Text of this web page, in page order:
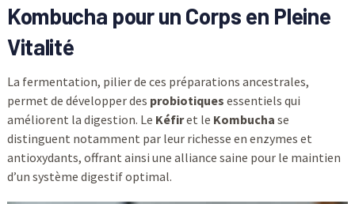
Kombucha pour un Corps en Pleine
Vitalité
La fermentation, pilier de ces préparations ancestrales,
permet de développer des probiotiques essentiels qui
améliorent la digestion. Le Kéfiret le Kombucha se
distinguent notamment par leur richesse en enzymes et
antioxydants, offrant ainsi une alliance saine pour le maintien
d’un système digestif optimal.